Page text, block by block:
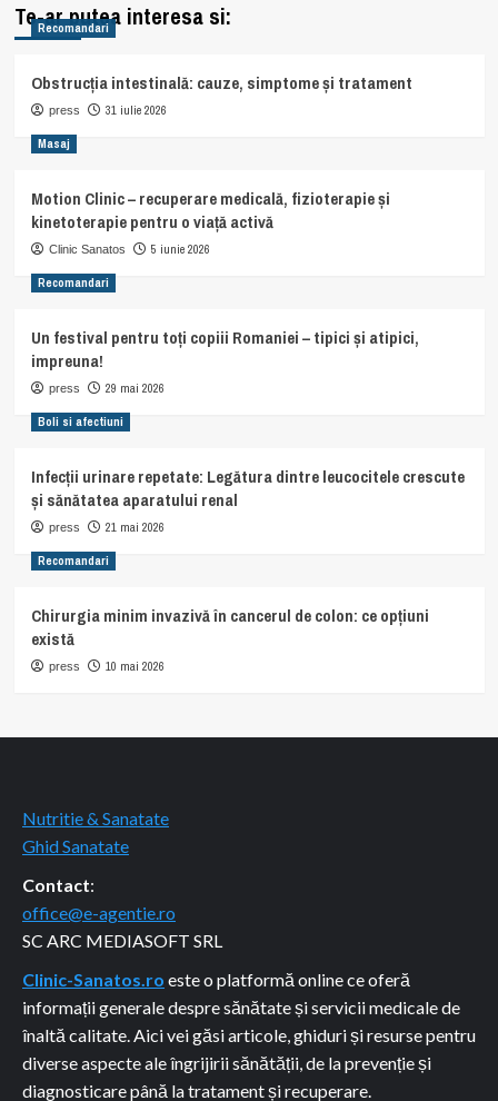
Te-ar putea interesa si:
Recomandari
Obstrucția intestinală: cauze, simptome și tratament
press 31 iulie 2026
Masaj
Motion Clinic – recuperare medicală, fizioterapie și
kinetoterapie pentru o viață activă
Clinic Sanatos 5 iunie 2026
Recomandari
Un festival pentru toți copiii Romaniei – tipici și atipici,
impreuna!
press 29 mai 2026
Boli si afectiuni
Infecții urinare repetate: Legătura dintre leucocitele crescute
și sănătatea aparatului renal
press 21 mai 2026
Recomandari
Chirurgia minim invazivă în cancerul de colon: ce opțiuni
există
press 10 mai 2026
Nutritie & Sanatate
Ghid Sanatate
Contact:
office@e-agentie.ro
SC ARC MEDIASOFT SRL
Clinic-Sanatos.ro este o platformă online ce oferă
informații generale despre sănătate și servicii medicale de
înaltă calitate. Aici vei găsi articole, ghiduri și resurse pentru
diverse aspecte ale îngrijirii sănătății, de la prevenție și
diagnosticare până la tratament și recuperare.